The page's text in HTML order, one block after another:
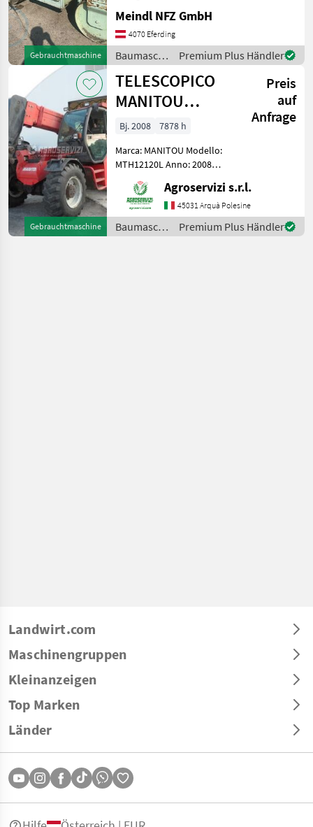
Gebrauchtmaschine
Baumaschinen Walzen
Meindl NFZ GmbH
4070 Eferding
Baumaschinen
/ Dynapac
Premium Plus Händler
Gebrauchtmaschine
TELESCOPICO
MANITOU
MHT10120L
(ANNO 2008)
Preis
auf
Anfrage
Bj. 2008
7878 h
Marca: MANITOU Modello:
MTH12120L Anno: 2008
ATTREZZI, DOPPIO SFILO
Portata max: 12 TON
Altezza max di
sollevamento: 9.6 MT
Agroservizi s.r.l.
45031 Arquà Polesine
Baumaschinen
/ Manitou
Premium Plus Händler
Landwirt.com
Maschinengruppen
Kleinanzeigen
Top Marken
Länder